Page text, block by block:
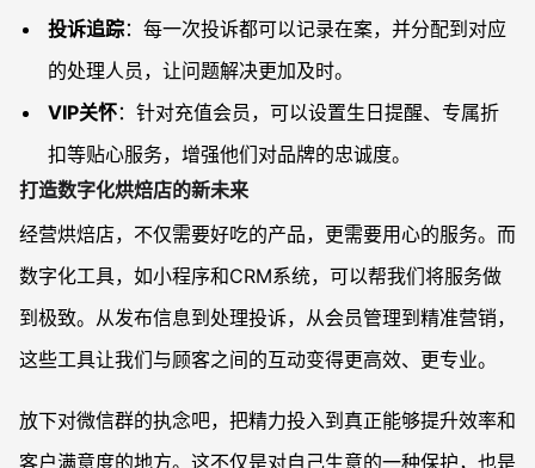
投诉追踪：每一次投诉都可以记录在案，并分配到对应
的处理人员，让问题解决更加及时。
VIP关怀：针对充值会员，可以设置生日提醒、专属折
扣等贴心服务，增强他们对品牌的忠诚度。
打造数字化烘焙店的新未来
经营烘焙店，不仅需要好吃的产品，更需要用心的服务。而
数字化工具，如小程序和CRM系统，可以帮我们将服务做
到极致。从发布信息到处理投诉，从会员管理到精准营销，
这些工具让我们与顾客之间的互动变得更高效、更专业。
放下对微信群的执念吧，把精力投入到真正能够提升效率和
客户满意度的地方。这不仅是对自己生意的一种保护，也是